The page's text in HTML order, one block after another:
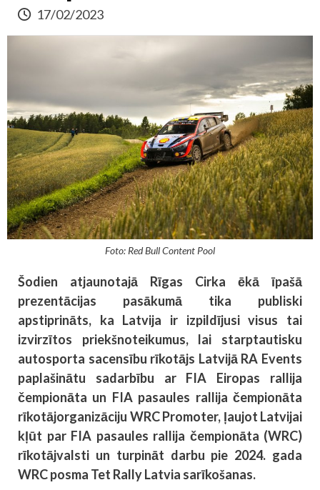
17/02/2023
Foto: Red Bull Content Pool
Šodien atjaunotajā Rīgas Cirka ēkā īpašā
prezentācijas pasākumā tika publiski
apstiprināts, ka Latvija ir izpildījusi visus tai
izvirzītos priekšnoteikumus, lai starptautisku
autosporta sacensību rīkotājs Latvijā RA Events
paplašinātu sadarbību ar FIA Eiropas rallija
čempionāta un FIA pasaules rallija čempionāta
rīkotājorganizāciju WRC Promoter, ļaujot Latvijai
kļūt par FIA pasaules rallija čempionāta (WRC)
rīkotājvalsti un turpināt darbu pie 2024. gada
WRC posma Tet Rally Latvia sarīkošanas.